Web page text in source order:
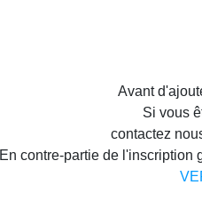
Avant
Si vous
contactez
En contre-partie de l'inscription